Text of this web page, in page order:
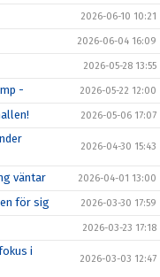
2026-06-10 10:21
2026-06-04 16:09
2026-05-28 13:55
- 2026-05-22 12:00
2026-05-06 17:07
2026-04-30 15:43
väntar 2026-04-01 13:00
för sig 2026-03-30 17:59
2026-03-23 17:18
i
2026-03-03 12:47